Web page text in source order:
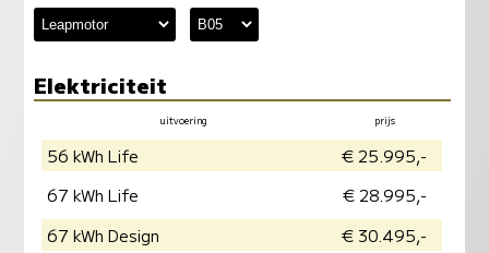
Elektriciteit
uitvoering prijs
56 kWh Life
€ 25.995,-
67 kWh Life
€ 28.995,-
67 kWh Design
€ 30.495,-